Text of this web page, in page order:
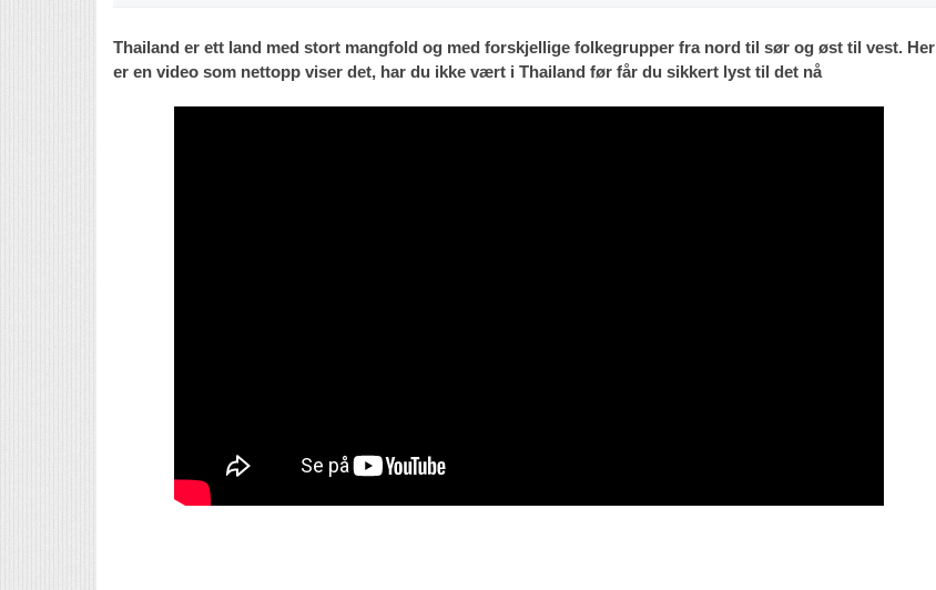
Thailand er ett land med stort mangfold og med forskjellige folkegrupper fra nord til sør og øst til vest. Her
er en video som nettopp viser det, har du ikke vært i Thailand før får du sikkert lyst til det nå